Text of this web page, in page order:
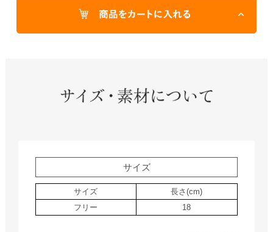
サイズ
サイズ
長さ(cm)
フリー
18